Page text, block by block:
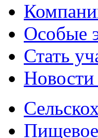
Особые
Стать